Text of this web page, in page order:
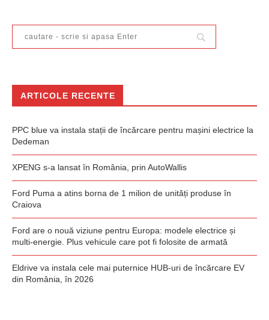
ARTICOLE RECENTE
PPC blue va instala stații de încărcare pentru mașini electrice la
Dedeman
XPENG s-a lansat în România, prin AutoWallis
Ford Puma a atins borna de 1 milion de unități produse în
Craiova
Ford are o nouă viziune pentru Europa: modele electrice și
multi-energie. Plus vehicule care pot fi folosite de armată
Eldrive va instala cele mai puternice HUB-uri de încărcare EV
din România, în 2026